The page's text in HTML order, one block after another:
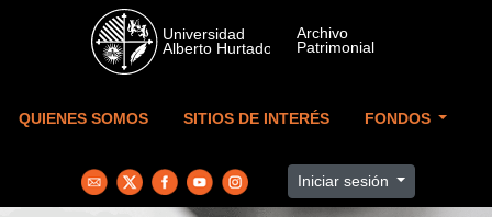
Skip to main content
QUIENES SOMOS SITIOS DE INTERÉS FONDOS
Iniciar sesión